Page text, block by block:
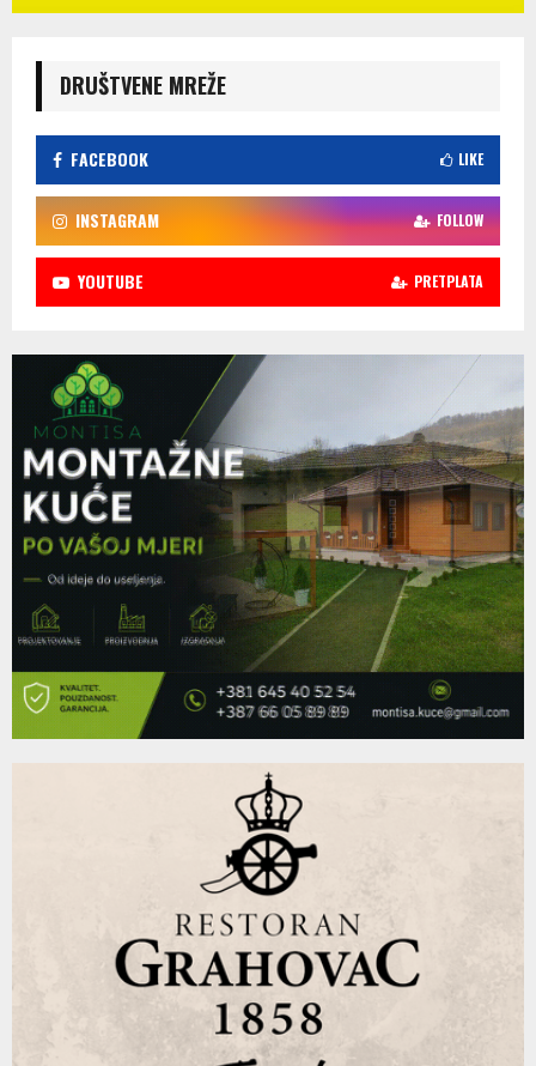
DRUŠTVENE MREŽE
FACEBOOK LIKE
INSTAGRAM FOLLOW
YOUTUBE PRETPLATA